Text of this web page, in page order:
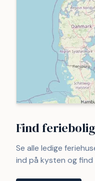
Find
Se alle ledige
ind på kysten og